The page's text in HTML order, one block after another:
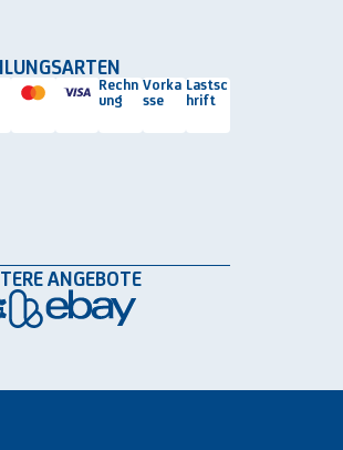
Rechn
ung
Vorka
sse
Lastsc
hrift
ANGEBOTE